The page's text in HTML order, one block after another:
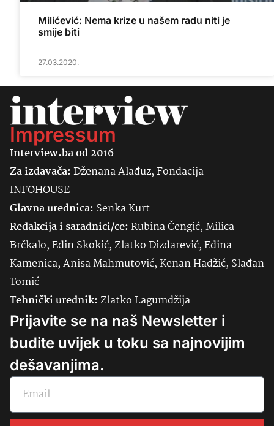
Milićević: Nema krize u našem radu niti je
smije biti
27.03.2020.
Impressum
Interview.ba od 2016
Za izdavača:Dženana Alađuz, Fondacija
INFOHOUSE
Glavna urednica: SenkaKurt
Redakcija i saradnici/ce:Rubina Čengić, Milica
Brčkalo, Edin Skokić, Zlatko Dizdarević, Edina
Kamenica, Anisa Mahmutović, Kenan Hadžić, Slađan
Tomić
Tehnički urednik:Zlatko Lagumdžija
Prijavite se na naš Newsletter i
budite uvijek u toku sa najnovijim
dešavanjima.